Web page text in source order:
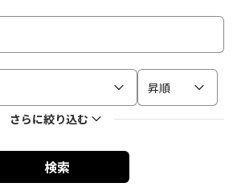
昇順
さらに絞り込む
検索